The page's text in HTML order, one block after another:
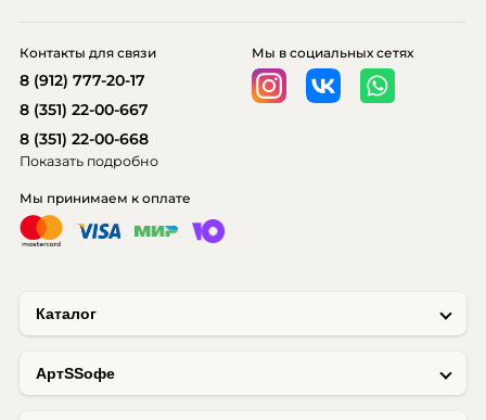
Каталог
AртSSофе
Мы принимаем к оплате
Мы в социальных сетях
Контакты для связи
8 (912) 777-20-17
8 (351) 22-00-667
8 (351) 22-00-668
Показать подробно